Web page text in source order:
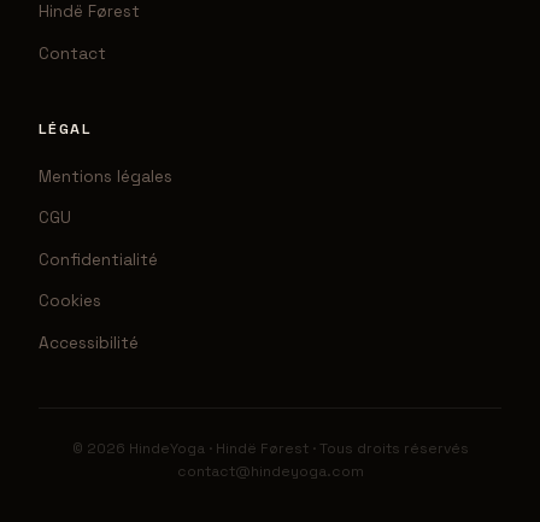
Hindë Førest
Contact
LÉGAL
Mentions légales
CGU
Confidentialité
Cookies
Accessibilité
© 2026 HindeYoga · Hindë Førest · Tous droits réservés
contact@hindeyoga.com